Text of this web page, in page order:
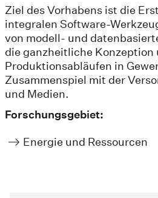
Ziel des Vorhabens ist die
integralen Software-
von modell- und
die ganzheitliche
Produktionsabläufen in
Zusammenspiel mit der
und Medien.
Forschungsgebiet:
Energie und Ressourcen